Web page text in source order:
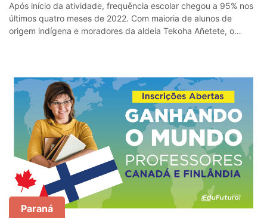
Após início da atividade, frequência escolar chegou a 95% nos
últimos quatro meses de 2022. Com maioria de alunos de
origem indígena e moradores da aldeia Tekoha Añetete, o
Paraná